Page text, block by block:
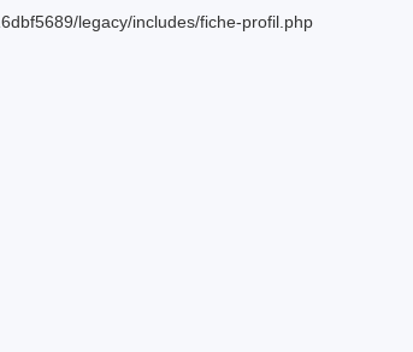
legacy/includes/fiche-profil.php